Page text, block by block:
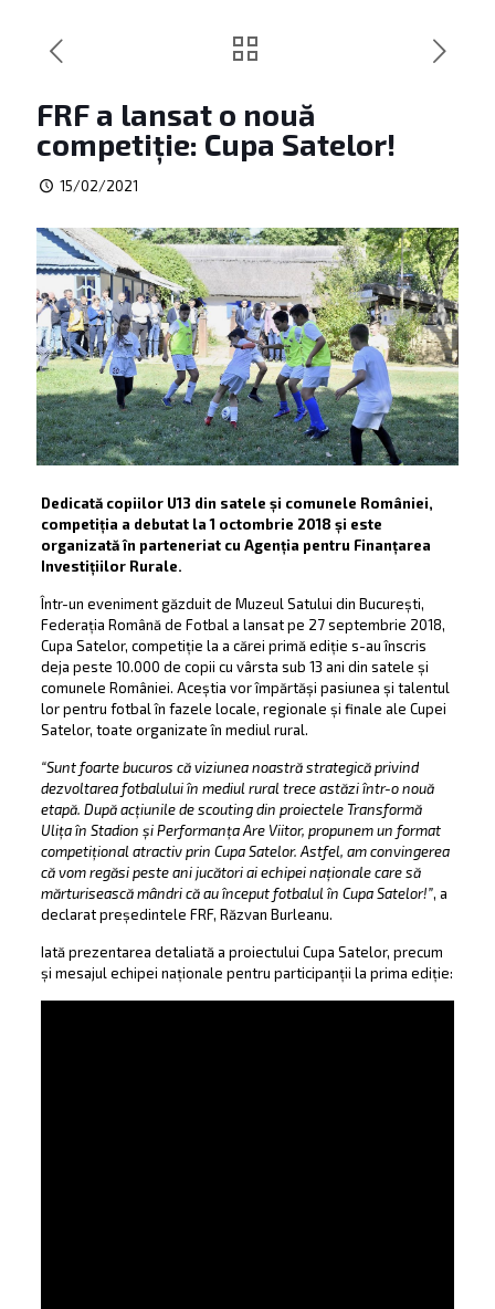
FRF a lansat o nouă
competiție: Cupa Satelor!
15/02/2021
Dedicată copiilor U13 din satele și comunele României,
competiția a debutat la 1 octombrie 2018 și este
organizată în parteneriat cu Agenția pentru Finanțarea
Investițiilor Rurale.
Într-un eveniment găzduit de Muzeul Satului din București,
Federația Română de Fotbal a lansat pe 27 septembrie 2018,
Cupa Satelor, competiție la a cărei primă ediție s-au înscris
deja peste 10.000 de copii cu vârsta sub 13 ani din satele și
comunele României. Aceștia vor împărtăși pasiunea și talentul
lor pentru fotbal în fazele locale, regionale și finale ale Cupei
Satelor, toate organizate în mediul rural.
“Sunt foarte bucuros că viziunea noastră strategică privind
dezvoltarea fotbalului în mediul rural trece astăzi într-o nouă
etapă. După acțiunile de scouting din proiectele Transformă
Ulița în Stadion și Performanța Are Viitor, propunem un format
competițional atractiv prin Cupa Satelor. Astfel, am convingerea
că vom regăsi peste ani jucători ai echipei naționale care să
mărturisească mândri că au început fotbalul în Cupa Satelor!”, a
declarat președintele FRF, Răzvan Burleanu.
Iată prezentarea detaliată a proiectului Cupa Satelor, precum
și mesajul echipei naționale pentru participanții la prima ediție: